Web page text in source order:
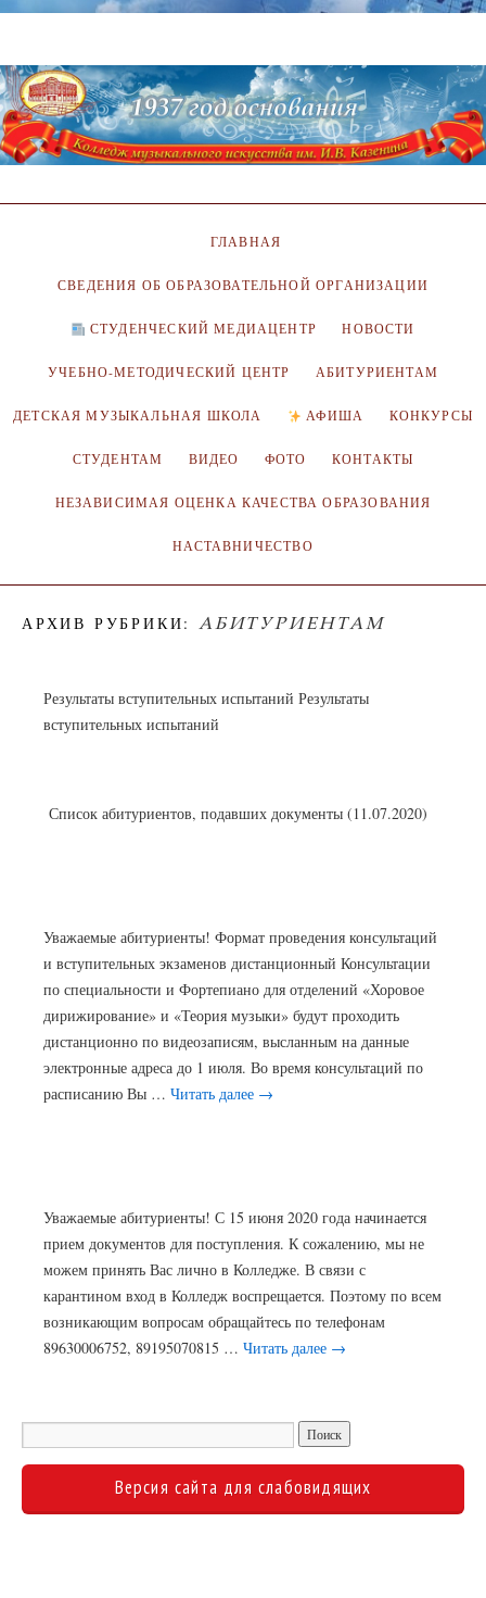
ГЛАВНАЯ
СВЕДЕНИЯ ОБ ОБРАЗОВАТЕЛЬНОЙ ОРГАНИЗАЦИИ
СТУДЕНЧЕСКИЙ МЕДИАЦЕНТР НОВОСТИ
УЧЕБНО-МЕТОДИЧЕСКИЙ ЦЕНТР АБИТУРИЕНТАМ
ДЕТСКАЯ МУЗЫКАЛЬНАЯ ШКОЛА АФИША КОНКУРСЫ
СТУДЕНТАМ ВИДЕО ФОТО КОНТАКТЫ
НЕЗАВИСИМАЯ ОЦЕНКА КАЧЕСТВА ОБРАЗОВАНИЯ
НАСТАВНИЧЕСТВО
АРХИВ РУБРИКИ: АБИТУРИЕНТАМ
Результаты вступительных испытаний Результаты
вступительных испытаний
Список абитуриентов, подавших документы (11.07.2020)
Уважаемые абитуриенты! Формат проведения консультаций
и вступительных экзаменов дистанционный Консультации
по специальности и Фортепиано для отделений «Хоровое
дирижирование» и «Теория музыки» будут проходить
дистанционно по видеозаписям, высланным на данные
электронные адреса до 1 июля. Во время консультаций по
расписанию Вы … Читать далее →
Уважаемые абитуриенты! С 15 июня 2020 года начинается
прием документов для поступления. К сожалению, мы не
можем принять Вас лично в Колледже. В связи с
карантином вход в Колледж воспрещается. Поэтому по всем
возникающим вопросам обращайтесь по телефонам
89630006752, 89195070815 … Читать далее →
Версия сайта для слабовидящих